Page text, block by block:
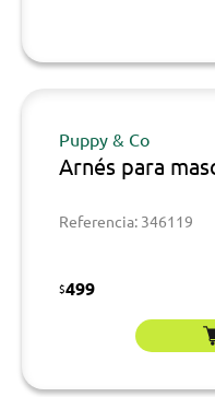
Puppy & Co
Arnés para
Referencia: 346119
$499